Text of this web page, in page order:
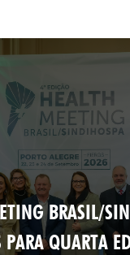
BRASIL/
QUARTA